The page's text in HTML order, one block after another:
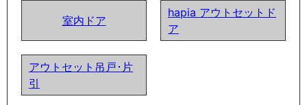
室内ドア
hapia アウトセットド
ア
アウトセット吊戸･片
引